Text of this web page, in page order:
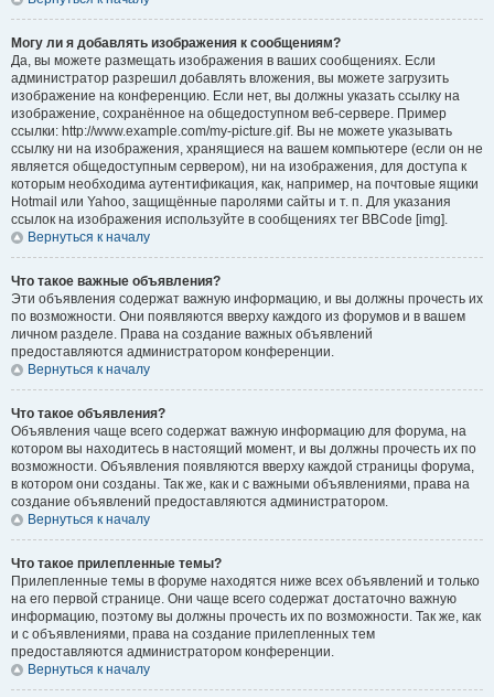
Могу ли я добавлять изображения к сообщениям?
Да, вы можете размещать изображения в ваших сообщениях. Если
администратор разрешил добавлять вложения, вы можете загрузить
изображение на конференцию. Если нет, вы должны указать ссылку на
изображение, сохранённое на общедоступном веб-сервере. Пример
ссылки: http://www.example.com/my-picture.gif. Вы не можете указывать
ссылку ни на изображения, хранящиеся на вашем компьютере (если он не
является общедоступным сервером), ни на изображения, для доступа к
которым необходима аутентификация, как, например, на почтовые ящики
Hotmail или Yahoo, защищённые паролями сайты и т. п. Для указания
ссылок на изображения используйте в сообщениях тег BBCode [img].
Вернуться к началу
Что такое важные объявления?
Эти объявления содержат важную информацию, и вы должны прочесть их
по возможности. Они появляются вверху каждого из форумов и в вашем
личном разделе. Права на создание важных объявлений
предоставляются администратором конференции.
Вернуться к началу
Что такое объявления?
Объявления чаще всего содержат важную информацию для форума, на
котором вы находитесь в настоящий момент, и вы должны прочесть их по
возможности. Объявления появляются вверху каждой страницы форума,
в котором они созданы. Так же, как и с важными объявлениями, права на
создание объявлений предоставляются администратором.
Вернуться к началу
Что такое прилепленные темы?
Прилепленные темы в форуме находятся ниже всех объявлений и только
на его первой странице. Они чаще всего содержат достаточно важную
информацию, поэтому вы должны прочесть их по возможности. Так же, как
и с объявлениями, права на создание прилепленных тем
предоставляются администратором конференции.
Вернуться к началу